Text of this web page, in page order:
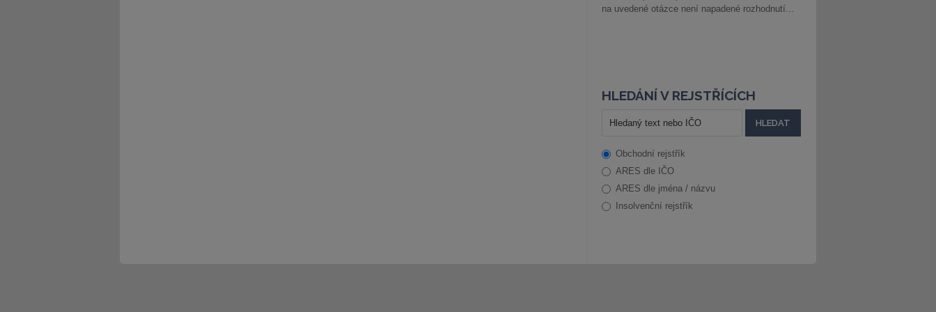
na uvedené otázce není napadené rozhodnutí...
HLEDÁNÍ V REJSTŘÍCÍCH
Obchodní rejstřík
ARES dle IČO
ARES dle jména / názvu
Insolvenční rejstřík